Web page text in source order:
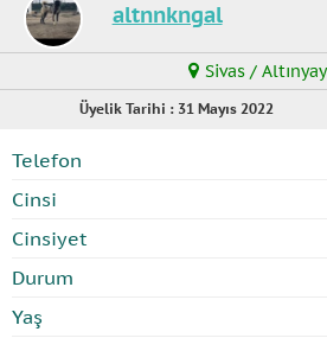
altnnkngal
Sivas /
Üyelik Tarihi : 31 Mayıs 2022
Telefon
Cinsi
Cinsiyet
Durum
Yaş